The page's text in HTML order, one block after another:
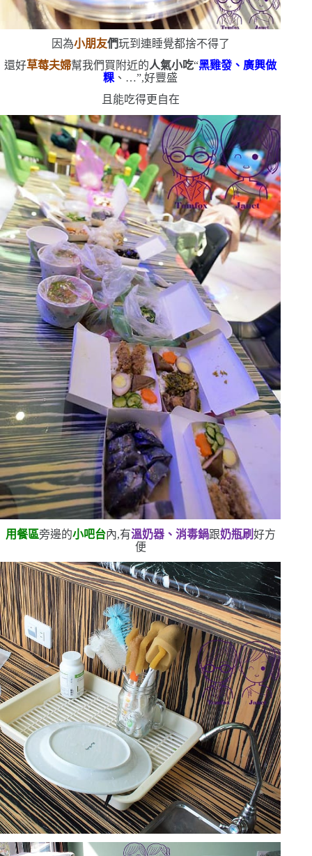
因為小朋友們玩到連睡覺都捨不得了
還好草莓夫婦幫我們買附近的人氣小吃“黑雞發、廣興做
粿 、 …”,好豐盛
且能吃得更自在
用餐區旁邊的小吧台內,有溫奶器、消毒鍋跟奶瓶刷好方
便